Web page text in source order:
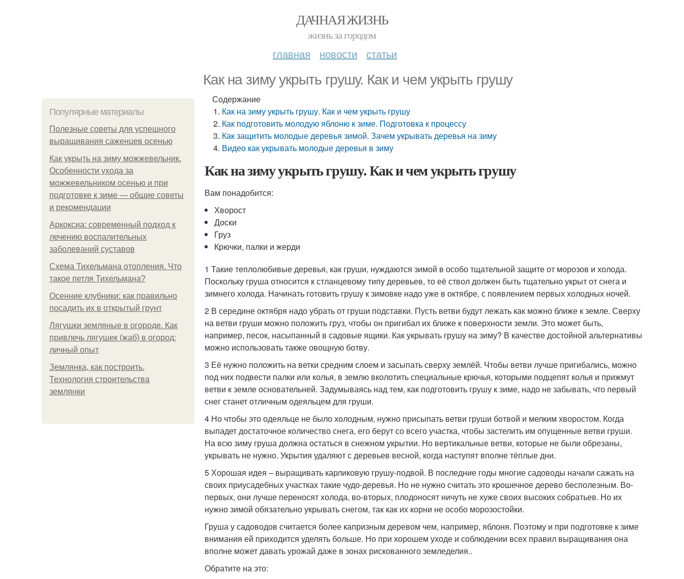
ДАЧНАЯ ЖИЗНЬ
жизнь за городом
главная новости статьи
Как на зиму укрыть грушу. Как и чем укрыть грушу
Популярные материалы
Полезные советы для успешного
выращивания саженцев осенью
Как укрыть на зиму можжевельник.
Особенности ухода за
можжевельником осенью и при
подготовке к зиме — общие советы
и рекомендации
Аркоксиа: современный подход к
лечению воспалительных
заболеваний суставов
Схема Тихельмана отопления. Что
такое петля Тихельмана?
Осенние клубники: как правильно
посадить их в открытый грунт
Лягушки земляные в огороде. Как
привлечь лягушек (жаб) в огород:
личный опыт
Землянка, как построить.
Технология строительства
землянки
Содержание
Как на зиму укрыть грушу. Как и чем укрыть грушу
Как подготовить молодую яблоню к зиме. Подготовка к процессу
Как защитить молодые деревья зимой. Зачем укрывать деревья на зиму
Видео как укрывать молодые деревья в зиму
Как на зиму укрыть грушу. Как и чем укрыть грушу
Вам понадобится:
Хворост
Доски
Груз
Крючки, палки и жерди
1 Такие теплолюбивые деревья, как груши, нуждаются зимой в особо тщательной защите от морозов и холода.
Поскольку груша относится к стланцевому типу деревьев, то её ствол должен быть тщательно укрыт от снега и
зимнего холода. Начинать готовить грушу к зимовке надо уже в октябре, с появлением первых холодных ночей.
2 В середине октября надо убрать от груши подставки. Пусть ветви будут лежать как можно ближе к земле. Сверху
на ветви груши можно положить груз, чтобы он пригибал их ближе к поверхности земли. Это может быть,
например, песок, насыпанный в садовые ящики. Как укрывать грушу на зиму? В качестве достойной альтернативы
можно использовать также овощную ботву.
3 Её нужно положить на ветки средним слоем и засыпать сверху землёй. Чтобы ветви лучше пригибались, можно
под них подвести палки или колья, в землю вколотить специальные крючья, которыми подцепят колья и прижмут
ветви к земле основательней. Задумываясь над тем, как подготовить грушу к зиме, надо не забывать, что первый
снег станет отличным одеяльцем для груши.
4 Но чтобы это одеяльце не было холодным, нужно присыпать ветви груши ботвой и мелким хворостом. Когда
выпадет достаточное количество снега, его берут со всего участка, чтобы застелить им опущенные ветви груши.
На всю зиму груша должна остаться в снежном укрытии. Но вертикальные ветви, которые не были обрезаны,
укрывать не нужно. Укрытия удаляют с деревьев весной, когда наступят вполне тёплые дни.
5 Хорошая идея – выращивать карликовую грушу-подвой. В последние годы многие садоводы начали сажать на
своих приусадебных участках такие чудо-деревья. Но не нужно считать это крошечное дерево бесполезным. Во-
первых, они лучше переносят холода, во-вторых, плодоносят ничуть не хуже своих высоких собратьев. Но их
нужно зимой обязательно укрывать снегом, так как их корни не особо морозостойки.
Груша у садоводов считается более капризным деревом чем, например, яблоня. Поэтому и при подготовке к зиме
внимания ей приходится уделять больше. Но при хорошем уходе и соблюдении всех правил выращивания она
вполне может давать урожай даже в зонах рискованного земледелия..
Обратите на это: